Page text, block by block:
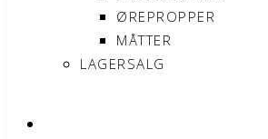
ØREPROPPER
MÅTTER
LAGERSALG